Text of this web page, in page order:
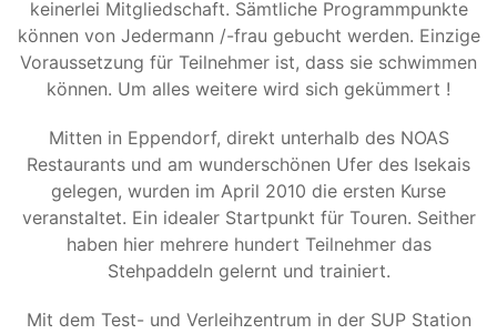
keinerlei Mitgliedschaft. Sämtliche Programmpunkte
können von Jedermann /-frau gebucht werden. Einzige
Voraussetzung für Teilnehmer ist, dass sie schwimmen
können. Um alles weitere wird sich gekümmert !
Mitten in Eppendorf, direkt unterhalb des NOAS
Restaurants und am wunderschönen Ufer des Isekais
gelegen, wurden im April 2010 die ersten Kurse
veranstaltet. Ein idealer Startpunkt für Touren. Seither
haben hier mehrere hundert Teilnehmer das
Stehpaddeln gelernt und trainiert.
Mit dem Test- und Verleihzentrum in der SUP Station